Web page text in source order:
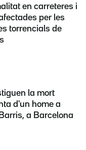
en carreteres i
per les
torrencials de
la mort
d'un home a
a Barcelona